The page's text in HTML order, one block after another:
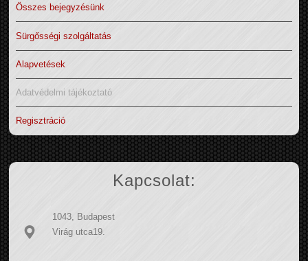
Összes bejegyzésünk
Sürgősségi szolgáltatás
Alapvetések
Adatvédelmi tájékoztató
Regisztráció
Kapcsolat:
1043, Budapest
Virág utca19.